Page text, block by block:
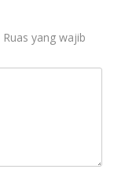
Ruas yang wajib